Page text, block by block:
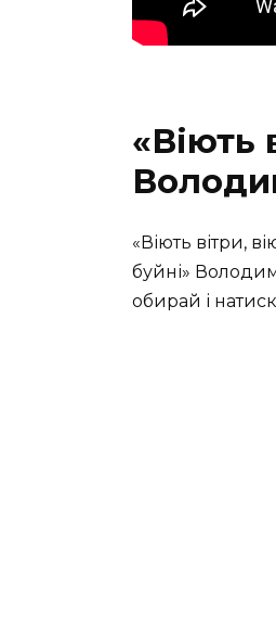
«Віють
«Віють вітри,
буйні»
обирай і